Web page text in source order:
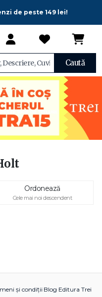
de peste 149 lei!
Caută
Ordonează
Cele mai noi descendent
și condiții Blog Editura Trei